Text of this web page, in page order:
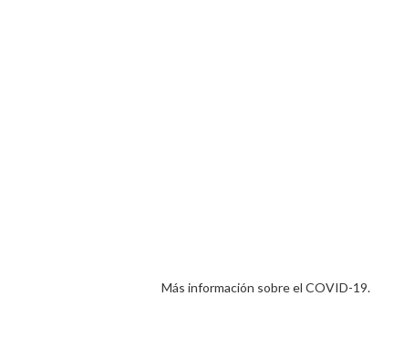
Más información sobre el COVID-19.